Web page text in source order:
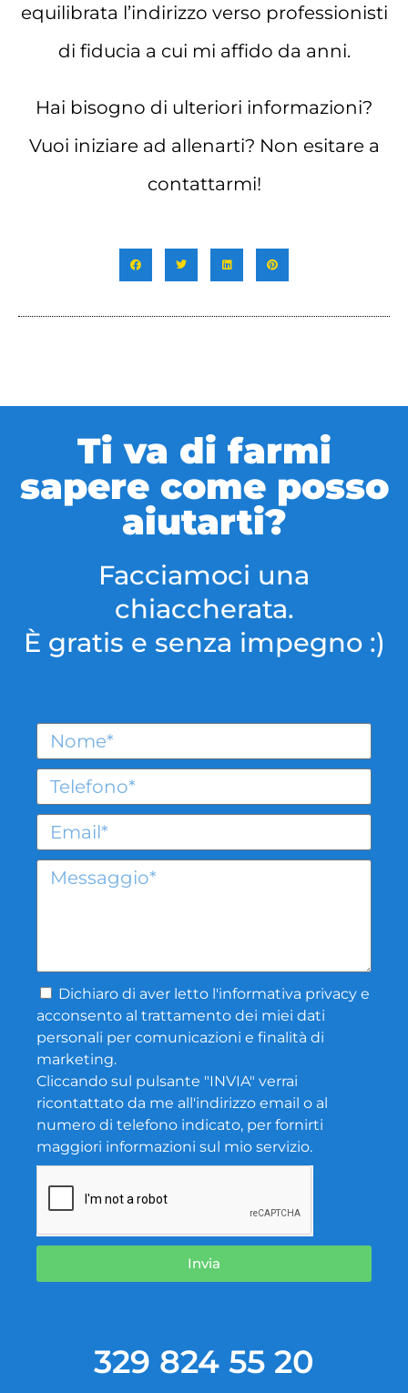
equilibrata l’indirizzo verso professionisti
di fiducia a cui mi affido da anni.
Hai bisogno di ulteriori informazioni?
Vuoi iniziare ad allenarti? Non esitare a
contattarmi!
Ti va di farmi
sapere come posso
aiutarti?
Facciamoci una
chiaccherata.
È gratis e senza impegno :)
Dichiaro di aver letto l'informativa privacy e
acconsento al trattamento dei miei dati
personali per comunicazioni e finalità di
marketing.
Cliccando sul pulsante "INVIA" verrai
ricontattato da me all'indirizzo email o al
numero di telefono indicato, per fornirti
maggiori informazioni sul mio servizio.
Invia
329 824 55 20